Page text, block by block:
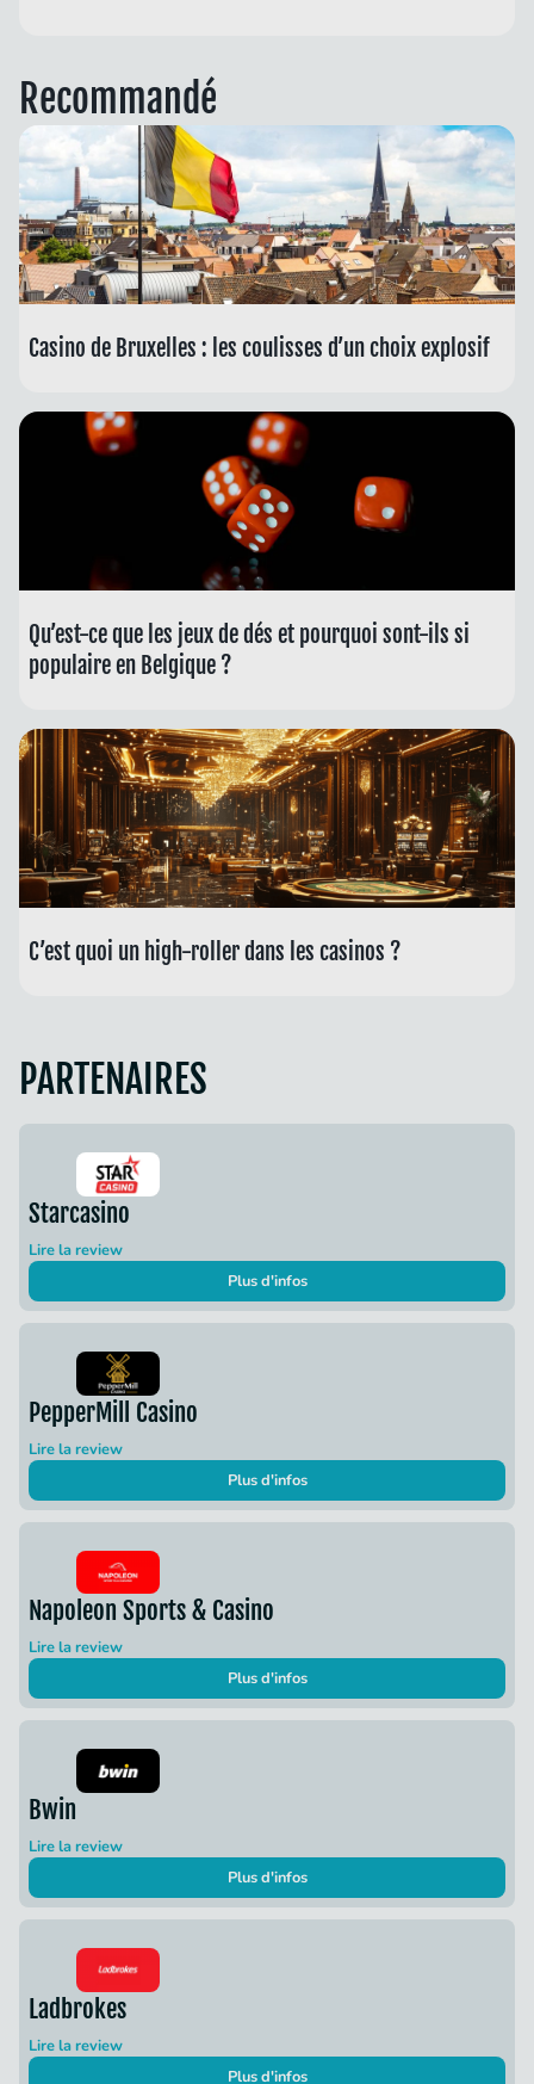
Recommandé
Casino de Bruxelles : les coulisses d’un choix explosif
Qu’est-ce que les jeux de dés et pourquoi sont-ils si
populaire en Belgique ?
C’est quoi un high-roller dans les casinos ?
PARTENAIRES
Starcasino
Lire la review
Plus d'infos
PepperMill Casino
Lire la review
Plus d'infos
Napoleon Sports & Casino
Lire la review
Plus d'infos
Bwin
Lire la review
Plus d'infos
Ladbrokes
Lire la review
Plus d'infos